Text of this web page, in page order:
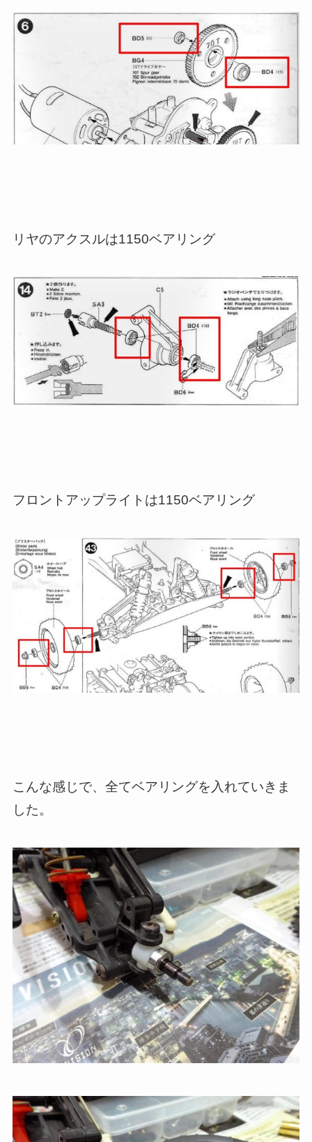
リヤのアクスルは1150ベアリング
フロントアップライトは1150ベアリング
こんな感じで、全てベアリングを入れていきま
した。